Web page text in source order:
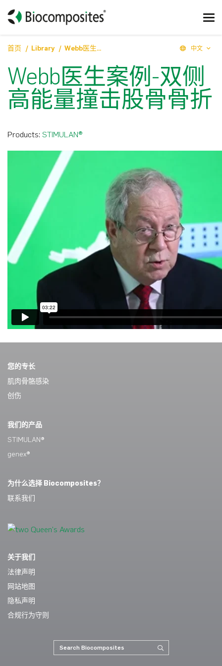
首页 Library Webb医生案例-双侧高能量撞击股骨骨折 中文
Webb医生案例-双侧
高能量撞击股骨骨折
Products: STIMULAN®
您的专长
肌肉骨骼感染
创伤
我们的产品
STIMULAN®
genex®
为什么选择 Biocomposites？
联系我们
关于我们
法律声明
网站地图
隐私声明
合规行为守则